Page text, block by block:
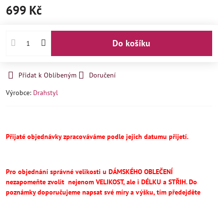
699 Kč
Do košíku
Přidat k Oblíbeným
Doručení
Výrobce: Drahstyl
Přijaté objednávky zpracováváme podle jejich datumu přijetí.
Pro objednání správné velikosti u DÁMSKÉHO OBLEČENÍ
nezapomeňte zvolit nejenom VELIKOST, ale i DÉLKU a STŘIH.Do
poznámky doporučujeme napsat své míry a výšku, tím předejděte